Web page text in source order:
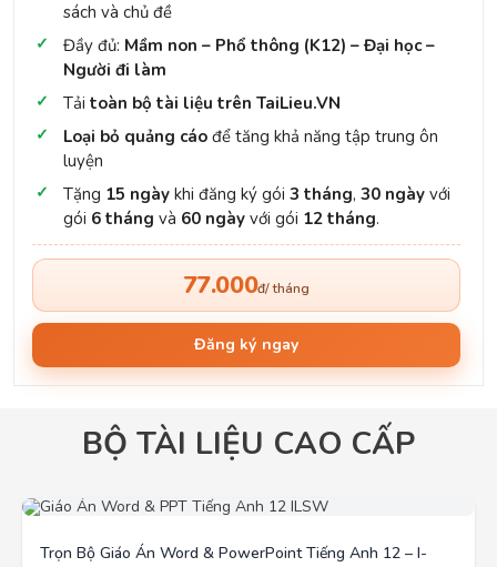
sách và chủ đề
Đầy đủ: Mầm non – Phổ thông (K12) – Đại học –
Người đi làm
Tải toàn bộ tài liệu trên TaiLieu.VN
Loại bỏ quảng cáo để tăng khả năng tập trung ôn
luyện
Tặng 15 ngày khi đăng ký gói 3 tháng, 30 ngày với
gói 6 tháng và 60 ngày với gói 12 tháng.
77.000đ/ tháng
Đăng ký ngay
BỘ TÀI LIỆU CAO CẤP
Trọn Bộ Giáo Án Word & PowerPoint Tiếng Anh 12 – I-